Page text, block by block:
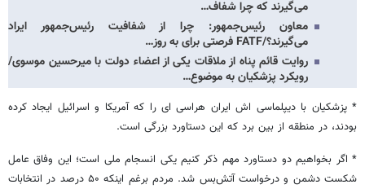
می‌گیرند که چرا شفاف…
معاون رئیس‌جمهور: چرا از شفافیت رئیس‌جمهور ایراد
می‌گیرند؟/FATF فرصتی برای به روز…
روایت قائم پناه از ملاقات یکی از اعضاء دولت با میرحسین موسوی/
رویکرد پزشکیان به موضوع…
* پزشکیان با دیپلماسی اش ایران هراسی ای را که آمریکا و اسرائیل ایجاد کرده
بودند، در منطقه از بین برد که این دستاورد بزرگی است.
* اگر بخواهیم دو دستاورد مهم ذکر کنیم یکی انسجام ملی است؛ این وفاق عامل
شکست دشمن و درخواست آتش‌بس شد. مردم برغم اینکه ۵۰ درصد در انتخابات